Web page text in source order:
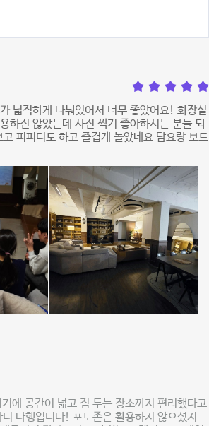
넓직하게 나눠있어서 너무 좋았어요! 화장실
하진 않았는데 사진 찍기 좋아하시는 분들 되
피피티도 하고 즐겁게 놀았네요 담요랑 보드
에 공간이 넓고 짐 두는 장소까지 편리했다고
다행입니다! 포토존은 활용하지 않으셨지